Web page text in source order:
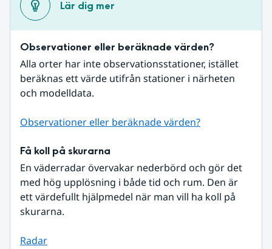
Lär dig mer
Observationer eller beräknade värden?
Alla orter har inte observationsstationer, istället
beräknas ett värde utifrån stationer i närheten
och modelldata.
Observationer eller beräknade värden?
Få koll på skurarna
En väderradar övervakar nederbörd och gör det
med hög upplösning i både tid och rum. Den är
ett värdefullt hjälpmedel när man vill ha koll på
skurarna.
Radar